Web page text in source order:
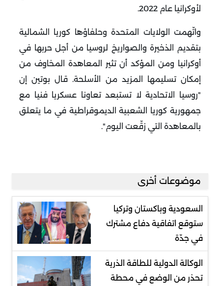
لأوكرانيا عام 2022.
واتّهمت الولايات المتحدة وحلفاؤها كوريا الشمالية
بتقديم الذخيرة والصواريخ لروسيا من أجل حربها في
أوكرانيا ومن المؤكد أن تثير المعاهدة المخاوف من
إمكان تسليمها المزيد من الأسلحة. قال بوتين إن
"روسيا الاتحادية لا تستبعد تعاونا عسكريا فنيا مع
جمهورية كوريا الشعبية الديموقراطية في ما يتعلق
بالمعاهدة التي زقّعت اليوم".
موضوعات أخرى
السعودية وباكستان وتركيا
ستوقع اتفاقية دفاع مشترك
في جدّة
الوكالة الدولية للطاقة الذرية
تحذر من الوضع في محطة